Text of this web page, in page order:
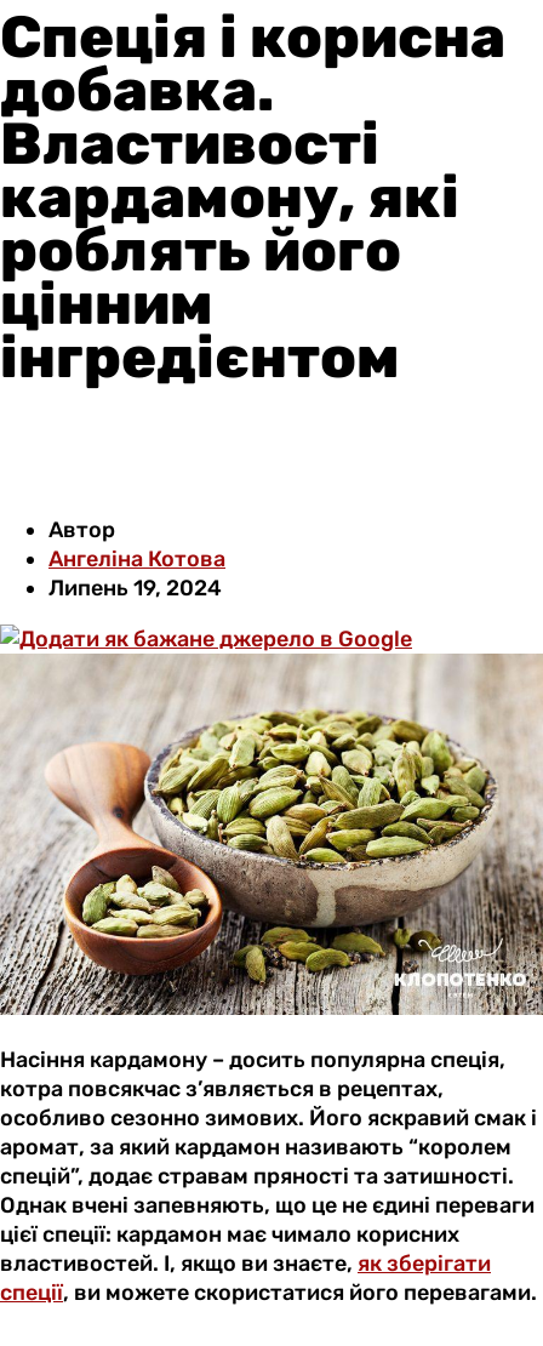
Спеція і корисна
добавка.
Властивості
кардамону, які
роблять його
цінним
інгредієнтом
Автор
Ангеліна Котова
Липень 19, 2024
Насіння кардамону – досить популярна спеція,
котра повсякчас з’являється в рецептах,
особливо сезонно зимових. Його яскравий смак і
аромат, за який кардамон називають “королем
спецій”, додає стравам пряності та затишності.
Однак вчені запевняють, що це не єдині переваги
цієї спеції: кардамон має чимало корисних
властивостей. І, якщо ви знаєте, як зберігати
спеції, ви можете скористатися його перевагами.